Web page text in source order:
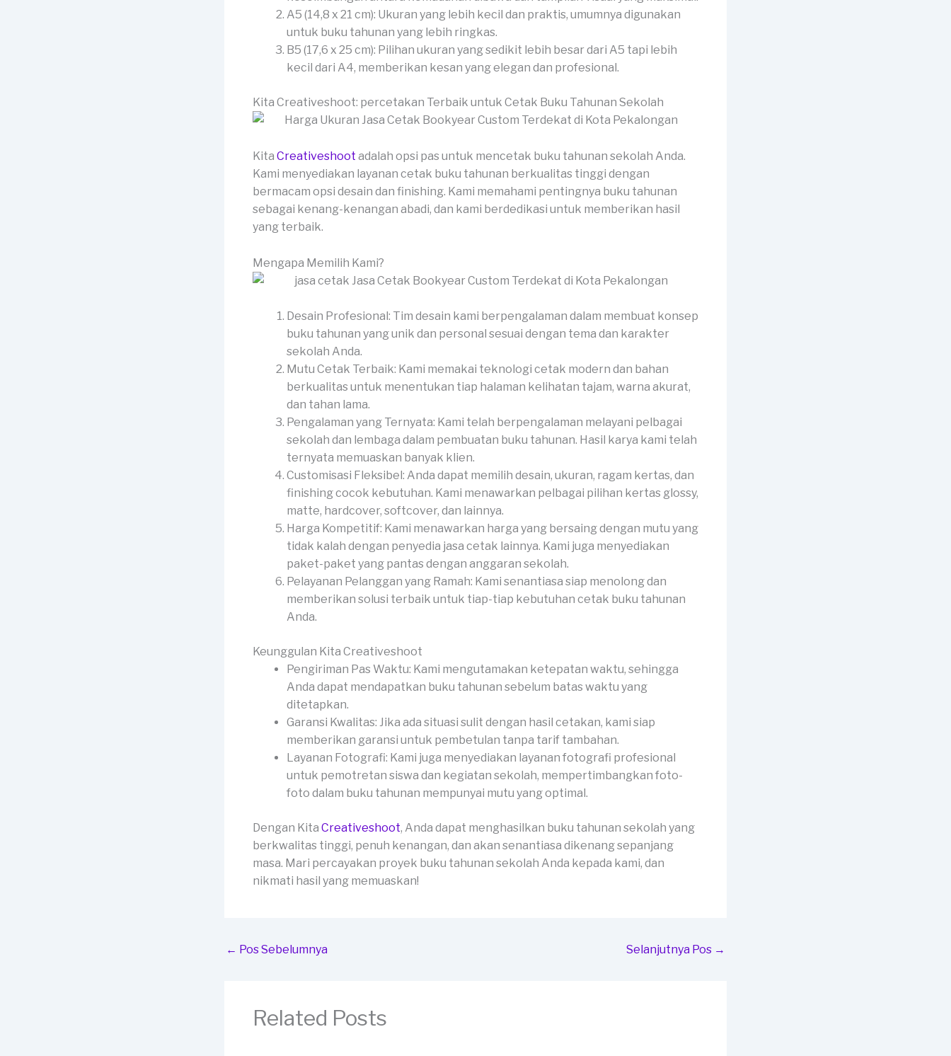
A5 (14,8 x 21 cm): Ukuran yang lebih kecil dan praktis, umumnya digunakan
untuk buku tahunan yang lebih ringkas.
B5 (17,6 x 25 cm): Pilihan ukuran yang sedikit lebih besar dari A5 tapi lebih
kecil dari A4, memberikan kesan yang elegan dan profesional.
Kita Creativeshoot: percetakan Terbaik untuk Cetak Buku Tahunan Sekolah
Kita Creativeshoot adalah opsi pas untuk mencetak buku tahunan sekolah Anda.
Kami menyediakan layanan cetak buku tahunan berkualitas tinggi dengan
bermacam opsi desain dan finishing. Kami memahami pentingnya buku tahunan
sebagai kenang-kenangan abadi, dan kami berdedikasi untuk memberikan hasil
yang terbaik.
Mengapa Memilih Kami?
Desain Profesional: Tim desain kami berpengalaman dalam membuat konsep
buku tahunan yang unik dan personal sesuai dengan tema dan karakter
sekolah Anda.
Mutu Cetak Terbaik: Kami memakai teknologi cetak modern dan bahan
berkualitas untuk menentukan tiap halaman kelihatan tajam, warna akurat,
dan tahan lama.
Pengalaman yang Ternyata: Kami telah berpengalaman melayani pelbagai
sekolah dan lembaga dalam pembuatan buku tahunan. Hasil karya kami telah
ternyata memuaskan banyak klien.
Customisasi Fleksibel: Anda dapat memilih desain, ukuran, ragam kertas, dan
finishing cocok kebutuhan. Kami menawarkan pelbagai pilihan kertas glossy,
matte, hardcover, softcover, dan lainnya.
Harga Kompetitif: Kami menawarkan harga yang bersaing dengan mutu yang
tidak kalah dengan penyedia jasa cetak lainnya. Kami juga menyediakan
paket-paket yang pantas dengan anggaran sekolah.
Pelayanan Pelanggan yang Ramah: Kami senantiasa siap menolong dan
memberikan solusi terbaik untuk tiap-tiap kebutuhan cetak buku tahunan
Anda.
Keunggulan Kita Creativeshoot
Pengiriman Pas Waktu: Kami mengutamakan ketepatan waktu, sehingga
Anda dapat mendapatkan buku tahunan sebelum batas waktu yang
ditetapkan.
Garansi Kwalitas: Jika ada situasi sulit dengan hasil cetakan, kami siap
memberikan garansi untuk pembetulan tanpa tarif tambahan.
Layanan Fotografi: Kami juga menyediakan layanan fotografi profesional
untuk pemotretan siswa dan kegiatan sekolah, mempertimbangkan foto-
foto dalam buku tahunan mempunyai mutu yang optimal.
Dengan Kita Creativeshoot, Anda dapat menghasilkan buku tahunan sekolah yang
berkwalitas tinggi, penuh kenangan, dan akan senantiasa dikenang sepanjang
masa. Mari percayakan proyek buku tahunan sekolah Anda kepada kami, dan
nikmati hasil yang memuaskan!
← Pos Sebelumnya Selanjutnya Pos →
Related Posts